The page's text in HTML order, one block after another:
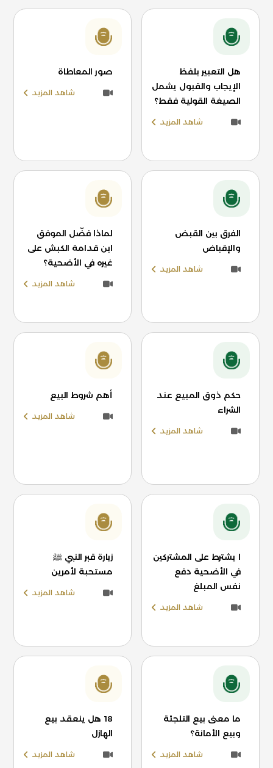
هل التعبير بلفظ
الإيجاب والقبول يشمل
الصيغة القولية فقط؟
شاهد المزيد
صور المعاطاة
شاهد المزيد
الفرق بين القبض
والإقباض
شاهد المزيد
لماذا فضّل الموفق
ابن قدامة الكبش على
غيره في الأضحية؟
شاهد المزيد
حكم ذوق المبيع عند
الشراء
شاهد المزيد
أهم شروط البيع
شاهد المزيد
ا يشترط على المشتركين
في الأضحية دفع
نفس المبلغ
شاهد المزيد
زيارة قبر النبي ﷺ
مستحبة لأمرين
شاهد المزيد
ما معنى بيع التلجئة
وبيع الأمانة؟
شاهد المزيد
18 هل ينعقد بيع
الهازل
شاهد المزيد